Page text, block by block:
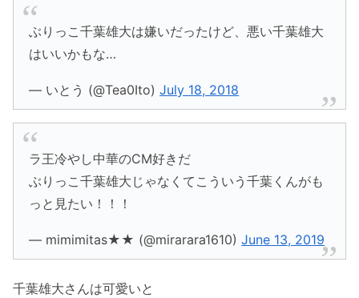
ぶりっこ千葉雄大は嫌いだったけど、悪い千葉雄大
はいいかもな…
— いとう (@Tea0Ito)July 18, 2018
ラ王冷やし中華のCM好きだ
ぶりっこ千葉雄大じゃなくてこういう千葉くんがも
っと見たい！！！
— mimimitas★★ (@mirarara1610)June 13, 2019
千葉雄大さんは可愛いと